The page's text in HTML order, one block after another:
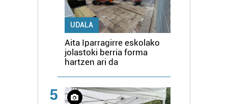
UDALA
Aita Iparragirre eskolako
jolastoki berria forma
hartzen ari da
5